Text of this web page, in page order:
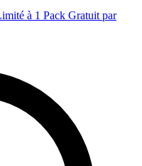
à 1 Pack Gratuit par